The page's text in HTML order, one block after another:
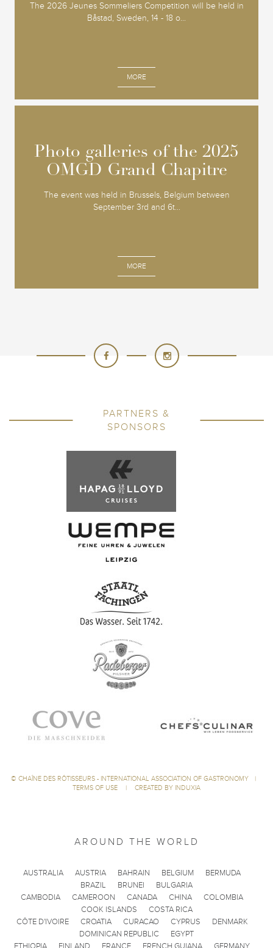
The 2026 Jeunes Sommeliers Competition will be held in
Båstad, Sweden, 14 - 18 o...
MORE
Photo galleries of the 2025
OMGD Grand Chapitre
The event was held in Brussels, Belgium between
September 3rd and 6t...
MORE
Photo galleries of the 2025
OMGD Grand Chapitre
PARTNERS &
SPONSORS
© CHAÎNE DES RÔTISSEURS - INTERNATIONAL ASSOCIATION OF GASTRONOMY
|
TERMS OF USE
| CREATED BY INDUXIA
AROUND THE WORLD
AUSTRALIA AUSTRIA BAHRAIN BELGIUM
BERMUDA
BRAZIL
BRUNEI
BULGARIA
CAMBODIA
CAMEROON CANADA CHINA
COLOMBIA
COOK ISLANDS
COSTA RICA
CÔTE D'IVOIRE
CROATIA CURACAO CYPRUS
DENMARK
DOMINICAN REPUBLIC
EGYPT